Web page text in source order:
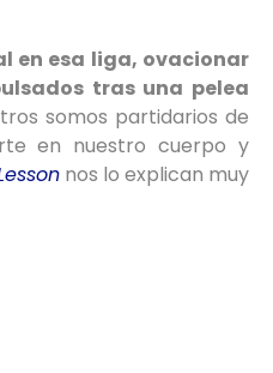
en esa liga, ovacionar
tras una pelea
somos partidarios de
en nuestro cuerpo y
nos lo explican muy